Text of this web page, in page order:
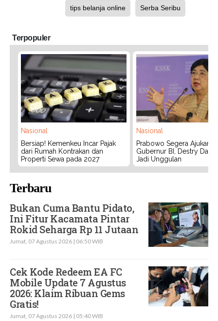
tips belanja online Serba Seribu
Terpopuler
Nasional
Bersiap! Kemenkeu Incar Pajak
dari Rumah Kontrakan dan
Properti Sewa pada 2027
Nasional
Prabowo Segera Ajukan
Gubernur BI, Destry
Jadi Unggulan
Terbaru
Bukan Cuma Bantu Pidato,
Ini Fitur Kacamata Pintar
Rokid Seharga Rp 11 Jutaan
Jumat, 07 Agustus 2026 | 06:50 WIB
Cek Kode Redeem EA FC
Mobile Update 7 Agustus
2026: Klaim Ribuan Gems
Gratis!
Jumat, 07 Agustus 2026 | 05:40 WIB